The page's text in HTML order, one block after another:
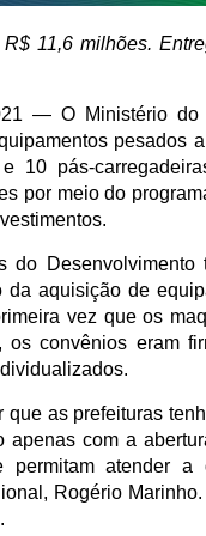
11,6 milhões.
— O Ministério do
pesados
10 pás-
por meio do
do
da aquisição de
vez que os
os convênios eram
que as prefeituras
apenas com a
permitam atender
Rogério